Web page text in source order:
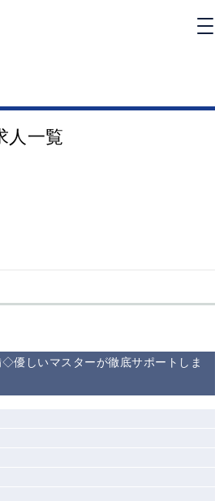
人一覧
しいマスターが徹底サポートしま
五反田
清瀬（南口）